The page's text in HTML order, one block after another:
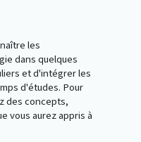
les
dans quelques
et d'intégrer les
d'études. Pour
des concepts,
vous aurez appris à